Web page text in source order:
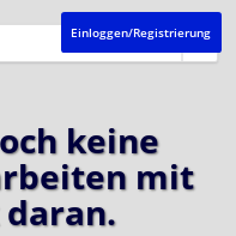
Einloggen/Registrierung
keine
mit